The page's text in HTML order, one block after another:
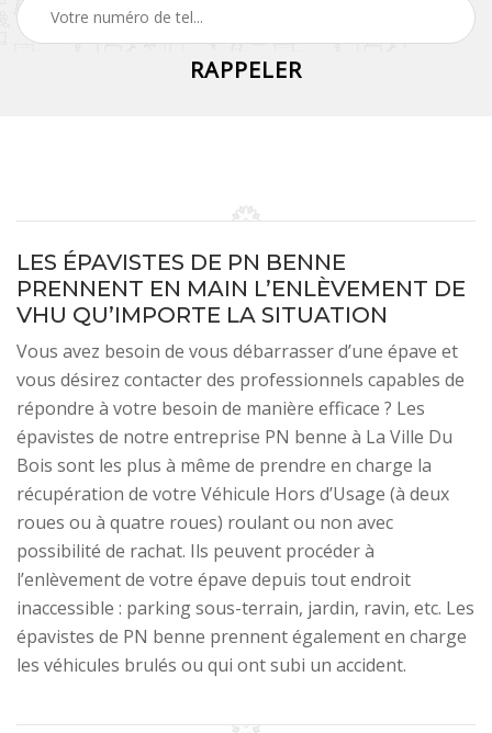
LES ÉPAVISTES DE PN BENNE
PRENNENT EN MAIN L’ENLÈVEMENT DE
VHU QU’IMPORTE LA SITUATION
Vous avez besoin de vous débarrasser d’une épave et
vous désirez contacter des professionnels capables de
répondre à votre besoin de manière efficace ? Les
épavistes de notre entreprise PN benne à La Ville Du
Bois sont les plus à même de prendre en charge la
récupération de votre Véhicule Hors d’Usage (à deux
roues ou à quatre roues) roulant ou non avec
possibilité de rachat. Ils peuvent procéder à
l’enlèvement de votre épave depuis tout endroit
inaccessible : parking sous-terrain, jardin, ravin, etc. Les
épavistes de PN benne prennent également en charge
les véhicules brulés ou qui ont subi un accident.